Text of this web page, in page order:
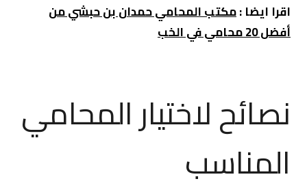
اقرا ايضا :مكتب المحامي حمدان بن حبشي من
أفضل 20 محامي في الخب
نصائح لاختيار المحامي
المناسب